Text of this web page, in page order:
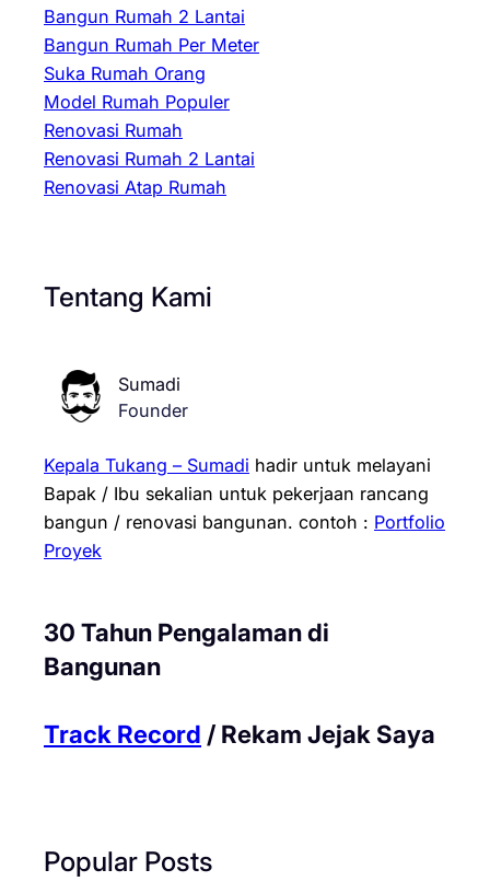
Bangun Rumah 2 Lantai
Bangun Rumah Per Meter
Suka Rumah Orang
Model Rumah Populer
Renovasi Rumah
Renovasi Rumah 2 Lantai
Renovasi Atap Rumah
Tentang Kami
Sumadi
Founder
Kepala Tukang – Sumadi hadir untuk melayani
Bapak / Ibu sekalian untuk pekerjaan rancang
bangun / renovasi bangunan. contoh : Portfolio
Proyek
30 Tahun Pengalaman di
Bangunan
Track Record / Rekam Jejak Saya
Popular Posts